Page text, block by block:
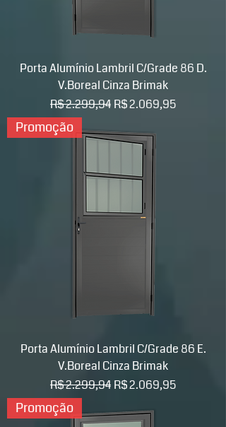
Porta Alumínio Lambril C/Grade 86 D.
V.Boreal Cinza Brimak
Preço normal
R$ 2.299,94 Preço promocional
R$ 2.069,95
Promoção
Porta Alumínio Lambril C/Grade 86 E.
V.Boreal Cinza Brimak
Preço normal
R$ 2.299,94 Preço promocional
R$ 2.069,95
Promoção